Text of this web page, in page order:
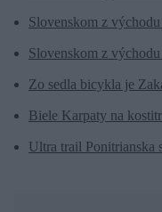
Slovenskom z
Slovenskom z
Zo sedla bicykla je
Biele Karpaty na
Ultra trail Ponitrianska